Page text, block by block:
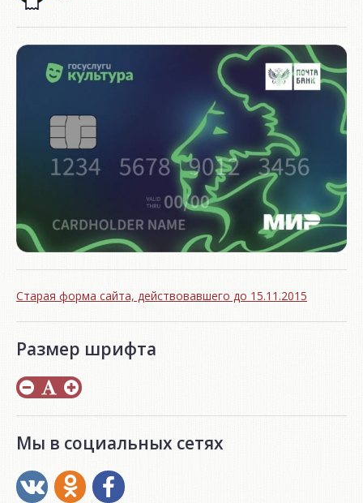
Старая форма сайта, действовавшего до 15.11.2015
Размер шрифта
Мы в социальных сетях